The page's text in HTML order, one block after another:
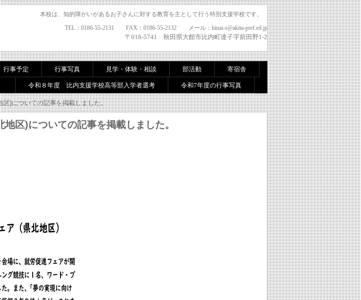
本校は、知的障がいがあるお子さんに対する教育を主として行う特別支援学校です。
TEL：0186-55-2131 FAX：0186-55-2132 メール：hinai-s@akita-pref.ed.jp
〒018-5741 秋田県大館市比内町達子字前田野1‐2
行事予定 行事写真 見学・体験・相談 部活動 寄宿舎
令和８年度 比内支援学校高等部入学者選考 令和7年度の行事写真
)についての記事を掲載しました。
区)についての記事を掲載しました。